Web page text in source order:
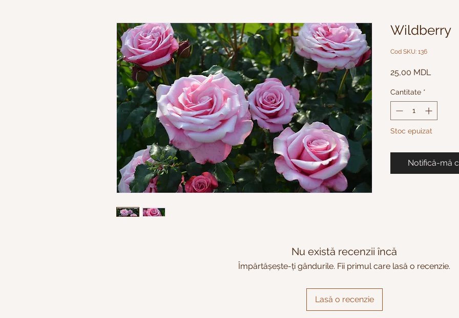
Wildberry
Cod SKU: 136
25,00 MDL
Cantitate *
Stoc epuizat
Notifică-mă
Nu există recenzii încă
Împărtășește-ți gândurile. Fii primul care lasă o recenzie.
Lasă o recenzie